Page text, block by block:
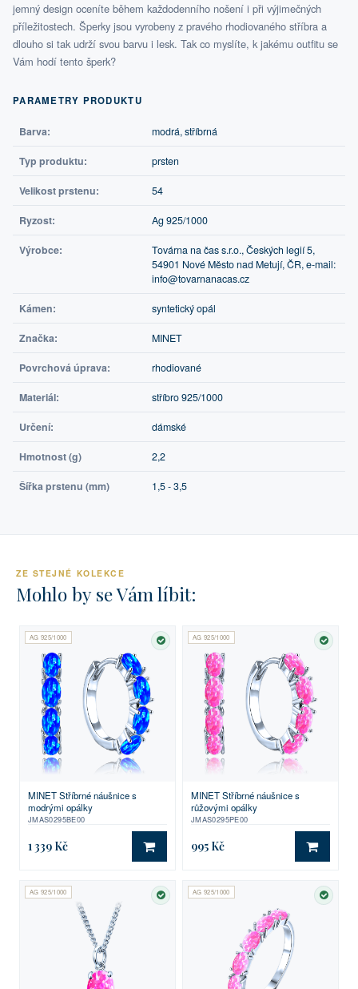
jemný design oceníte během každodenního nošení i při výjimečných
příležitostech. Šperky jsou vyrobeny z pravého rhodiovaného stříbra a
dlouho si tak udrží svou barvu i lesk. Tak co myslíte, k jakému outfitu se
Vám hodí tento šperk?
PARAMETRY PRODUKTU
Barva: modrá, stříbrná
Typ produktu: prsten
Velikost prstenu: 54
Ryzost: Ag 925/1000
Výrobce:
Továrna na čas s.r.o., Českých legií 5,
54901 Nové Město nad Metují, ČR, e-mail:
info@tovarnanacas.cz
Kámen: syntetický opál
Značka: MINET
Povrchová úprava: rhodiované
Materiál: stříbro 925/1000
Určení: dámské
Hmotnost (g) 2,2
Šířka prstenu (mm) 1,5 - 3,5
ZE STEJNÉ KOLEKCE
Mohlo by se Vám líbit:
AG 925/1000
SKLADEM
MINET Stříbrné náušnice s
modrými opálky
JMAS0295BE00
1 339 Kč DO KOŠÍKU
AG 925/1000
MINET Stříbrné náušnice s
růžovými opálky
JMAS0295PE00
995 Kč DO
AG 925/1000
SKLADEM
AG 925/1000